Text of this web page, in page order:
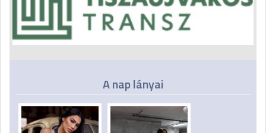
A nap lányai